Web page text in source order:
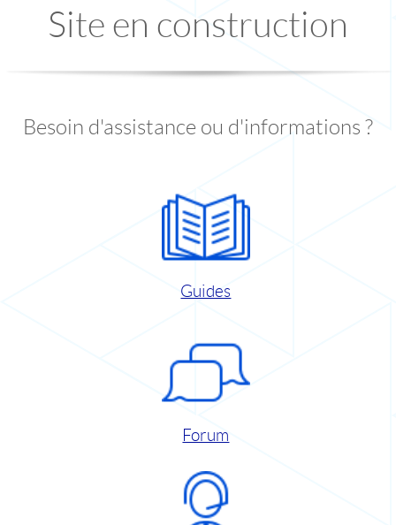
Site en construction
Besoin d'assistance ou d'informations ?
Guides
Forum